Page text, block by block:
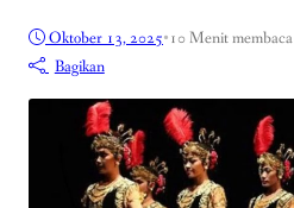
Oktober 13, 2025•10 Menit membaca
Bagikan